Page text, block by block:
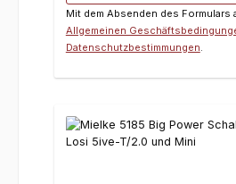
Mit dem Absenden des Formulars
Allgemeinen
Datenschutzbestimmungen